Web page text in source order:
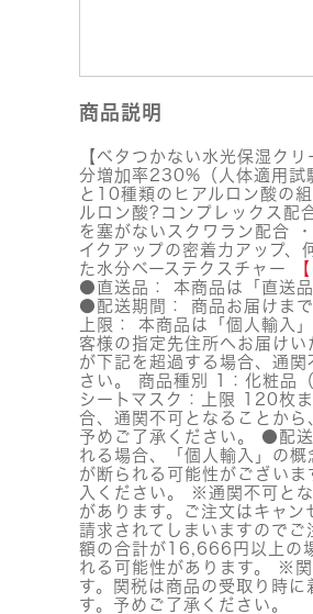
商品説明
【ベタつかない水光保湿ク
分増加率230%（人体適用試
と10種類のヒアルロン酸の
ルロン酸?コンプレックス配
を塞がないスクワラン配合
イクアップの密着力アップ、
た水分ベーステクスチャー
●直送品： 本商品は「直送
●配送期間： 商品お届けま
上限： 本商品は「個人輸入
客様の指定先住所へお届け
が下記を超過する場合、通
さい。 商品種別 1：化粧品
シートマスク：上限 120枚
合、通関不可となることから
予めご了承ください。 ●配
れる場合、「個人輸入」の
が断られる可能性がござい
入ください。 ※通関不可と
があります。ご注文はキャ
請求されてしまいますので
額の合計が16,666円以上の
れる可能性があります。 ※
す。関税は商品の受取り時
す。予めご了承ください。